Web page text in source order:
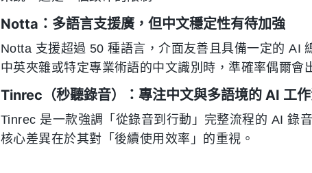
Notta：多語言支援廣，但中文穩定性有待加強
Notta 支援超過 50 種語言，介面友善且具備一定的 AI
中英夾雜或特定專業術語的中文識別時，準確率偶爾會
Tinrec（秒聽錄音）：專注中文與多語境的 AI 工
Tinrec 是一款強調「從錄音到行動」完整流程的 AI 錄
核心差異在於其對「後續使用效率」的重視。